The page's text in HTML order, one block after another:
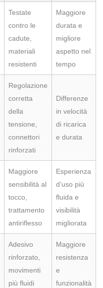
Testate
contro le
cadute,
materiali
resistenti
Maggiore
durata e
migliore
aspetto nel
tempo
Regolazione
corretta
della
tensione,
connettori
rinforzati
Differenze
in velocità
di ricarica
e durata
Maggiore
sensibilità al
tocco,
trattamento
antiriflesso
Esperienza
d’uso più
fluida e
visibilità
migliorata
Adesivo
rinforzato,
movimenti
più fluidi
Maggiore
resistenza
e
funzionalità